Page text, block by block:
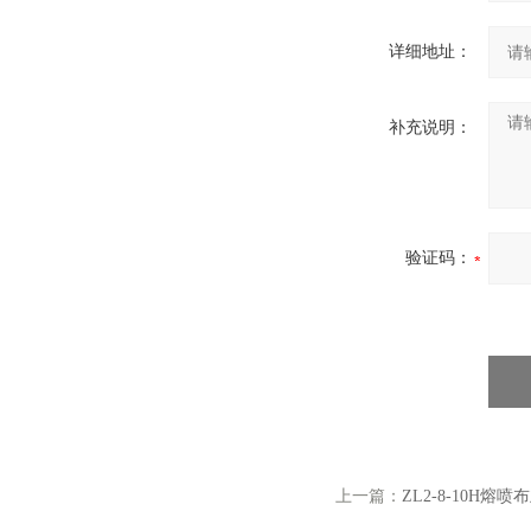
详细地址：
补充说明：
验证码：
上一篇： ZL2-8-10H熔喷